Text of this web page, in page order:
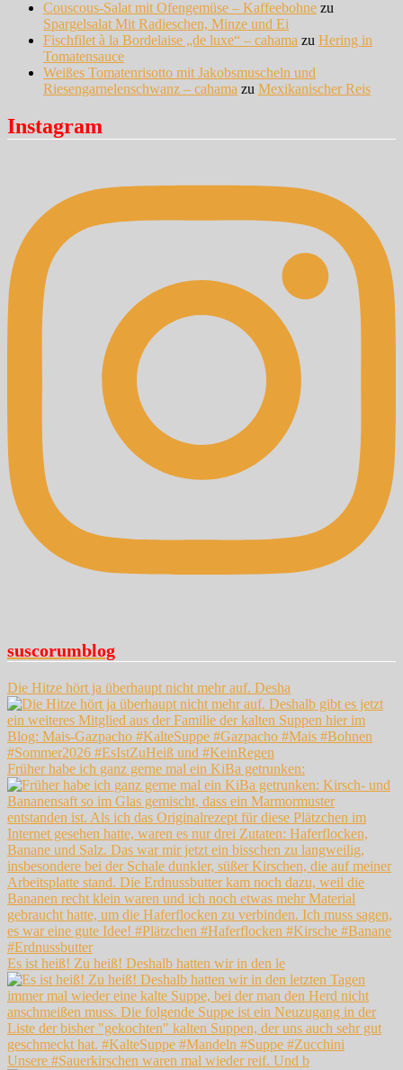
Couscous-Salat mit Ofengemüse – Kaffeebohne zu
Spargelsalat Mit Radieschen, Minze und Ei
Fischfilet à la Bordelaise „de luxe“ – cahama zu Hering in
Tomatensauce
Weißes Tomatenrisotto mit Jakobsmuscheln und
Riesengarnelenschwanz – cahama zu Mexikanischer Reis
Instagram
suscorumblog
Die Hitze hört ja überhaupt nicht mehr auf. Desha
Früher habe ich ganz gerne mal ein KiBa getrunken:
Es ist heiß! Zu heiß! Deshalb hatten wir in den le
Unsere #Sauerkirschen waren mal wieder reif. Und b